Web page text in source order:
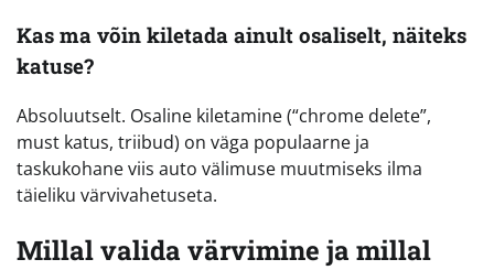
Kas ma võin kiletada ainult osaliselt, näiteks
katuse?
Absoluutselt. Osaline kiletamine (“chrome delete”,
must katus, triibud) on väga populaarne ja
taskukohane viis auto välimuse muutmiseks ilma
täieliku värvivahetuseta.
Millal valida värvimine ja millal